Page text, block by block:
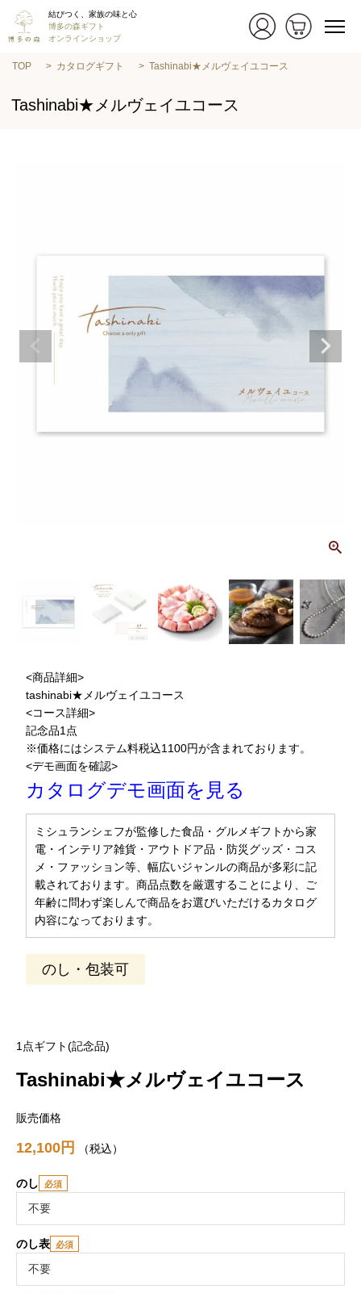
結びつく、家族の味と心
博多の森ギフト
オンラインショップ
TOP カタログギフト Tashinabi★メルヴェイユコース
Tashinabi★メルヴェイユコース
<商品詳細>
tashinabi★メルヴェイユコース
<コース詳細>
記念品1点
※価格にはシステム料税込1100円が含まれております。
<デモ画面を確認>
カタログデモ画面を見る
ミシュランシェフが監修した食品・グルメギフトから家
電・インテリア雑貨・アウトドア品・防災グッズ・コス
メ・ファッション等、幅広いジャンルの商品が多彩に記
載されております。商品点数を厳選することにより、ご
年齢に問わず楽しんで商品をお選びいただけるカタログ
内容になっております。
のし・包装可
1点ギフト(記念品)
Tashinabi★メルヴェイユコース
販売価格
12,100 税込
のし
のし表